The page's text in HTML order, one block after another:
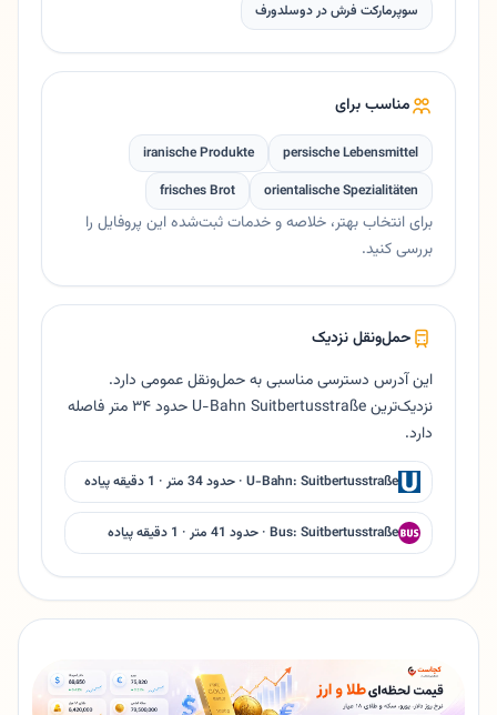
سوپرمارکت فرش در دوسلدورف
مناسب برای
persische Lebensmittel
iranische Produkte
orientalische Spezialitäten
frisches Brot
برای انتخاب بهتر، خلاصه و خدمات ثبت‌شده این پروفایل را
بررسی کنید.
حمل‌ونقل نزدیک
این آدرس دسترسی مناسبی به حمل‌ونقل عمومی دارد.
نزدیک‌ترین U-Bahn Suitbertusstraße حدود ۳۴ متر فاصله
دارد.
U-Bahn: Suitbertusstraße · حدود 34 متر · 1 دقیقه پیاده
Bus: Suitbertusstraße · حدود 41 متر · 1 دقیقه پیاده